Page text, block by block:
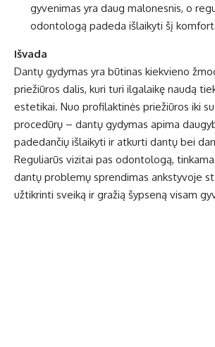
gyvenimas yra daug malonesnis, o
odontologą padeda išlaikyti šį
Išvada
Dantų gydymas yra būtinas kiekvieno
priežiūros dalis, kuri turi ilgalaikę naudą
estetikai. Nuo profilaktinės priežiūros iki
procedūrų – dantų gydymas apima
padedančių išlaikyti ir atkurti dantų bei
Reguliarūs vizitai pas odontologą,
dantų problemų sprendimas ankstyvoje
užtikrinti sveiką ir gražią šypseną visam